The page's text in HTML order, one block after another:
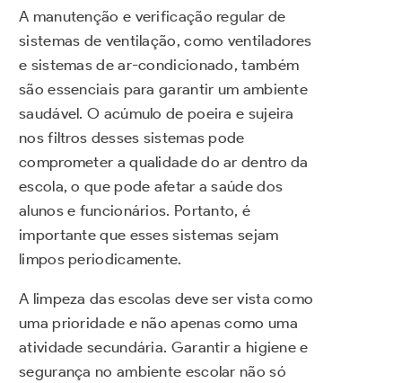
A manutenção e verificação regular de
sistemas de ventilação, como ventiladores
e sistemas de ar-condicionado, também
são essenciais para garantir um ambiente
saudável. O acúmulo de poeira e sujeira
nos filtros desses sistemas pode
comprometer a qualidade do ar dentro da
escola, o que pode afetar a saúde dos
alunos e funcionários. Portanto, é
importante que esses sistemas sejam
limpos periodicamente.
A limpeza das escolas deve ser vista como
uma prioridade e não apenas como uma
atividade secundária. Garantir a higiene e
segurança no ambiente escolar não só